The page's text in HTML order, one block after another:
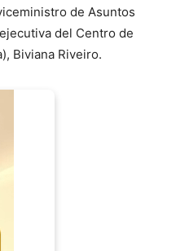
de Asuntos
del Centro de
Biviana Riveiro.